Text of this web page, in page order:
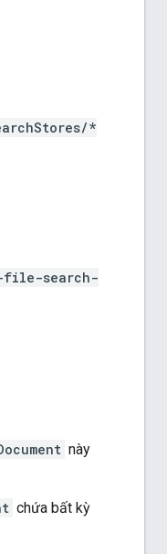
/*
file-search-
này
chứa bất kỳ